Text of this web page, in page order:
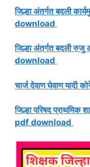
जिल्हा अंतर्गत बदली
download
जिल्हा अंतर्गत बदली
download
चार्ज देवाण घेवाण
जिल्हा परिषद प्राथमिक
pdf download